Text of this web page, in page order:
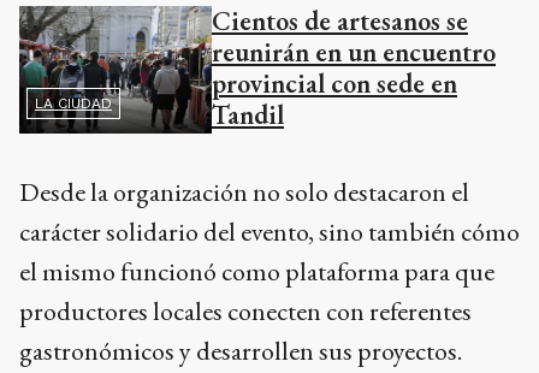
LA CIUDAD
Cientos de artesanos se
reunirán en un encuentro
provincial con sede en
Tandil
Desde la organización no solo destacaron el
carácter solidario del evento, sino también cómo
el mismo funcionó como plataforma para que
productores locales conecten con referentes
gastronómicos y desarrollen sus proyectos.